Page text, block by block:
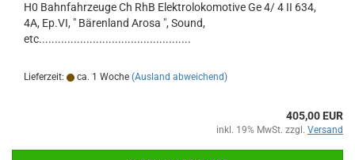
H0 Bahnfahrzeuge Ch RhB Elektrolokomotive Ge 4/ 4 II 634,
4A, Ep.VI, " Bärenland Arosa ", Sound,
etc................................................
Lieferzeit: ca. 1 Woche (Ausland abweichend)
405,00 EUR
inkl. 19% MwSt. zzgl. Versand